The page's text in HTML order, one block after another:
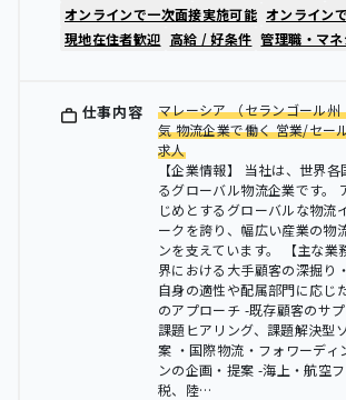
オンラインで一次面接実施可能 オンライン
現地在住者歓迎 高給 / 好条件 管理職・マ
仕事内容
マレーシア （セランゴール州
気 物流企業で働く 営業/セー
求人
【企業情報】 当社は、世界
るグローバル物流企業です。
じめとするグローバルな物流
ークを誇り、幅広い産業の物
ンを支えています。 【主な業
界における大手顧客の深掘り
自身の適性や配属部門に応じ
のアプローチ -既存顧客のサ
課題ヒアリング、課題解決型
案 ・国際物流・フォワーディ
ンの企画・提案 -海上・航空
税、陸…